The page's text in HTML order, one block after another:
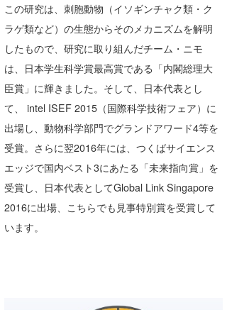
この研究は、刺胞動物（イソギンチャク類・ク
ラゲ類など）の生態からそのメカニズムを解明
したもので、研究に取り組んだチーム・ニモ
は、日本学生科学賞最高賞である「内閣総理大
臣賞」に輝きました。そして、日本代表とし
て、 intel ISEF 2015（国際科学技術フェア）に
出場し、動物科学部門でグランドアワード4等を
受賞。さらに翌2016年には、つくばサイエンス
エッジで国内ベスト3にあたる「未来指向賞」を
受賞し、日本代表としてGlobal Link Singapore
2016に出場、こちらでも見事特別賞を受賞して
います。
DELTA FORCE SURF
CBA Films
熊谷素子
進士剛光
田原啓江
植村未来
NOBUFUKU
大野”MAR”修聖
喜納海人
Aichan
chan-U
ECE
G◎Da
H
KID
KOBU